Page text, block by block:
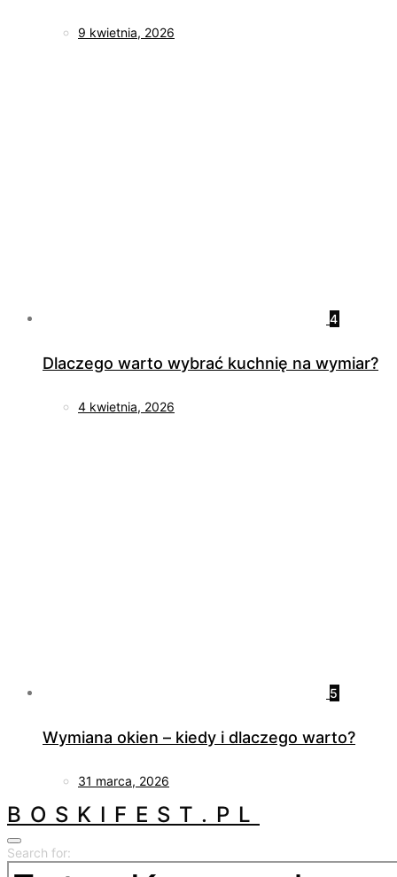
9 kwietnia, 2026
4
Dlaczego warto wybrać kuchnię na wymiar?
4 kwietnia, 2026
5
Wymiana okien – kiedy i dlaczego warto?
31 marca, 2026
BOSKIFEST.PL
Search for: